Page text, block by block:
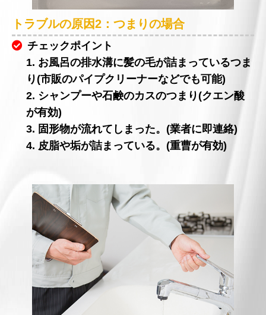
トラブルの原因2：つまりの場合
チェックポイント
1. お風呂の排水溝に髪の毛が詰まっているつま
り(市販のパイプクリーナーなどでも可能)
2. シャンプーや石鹸のカスのつまり(クエン酸
が有効)
3. 固形物が流れてしまった。(業者に即連絡)
4. 皮脂や垢が詰まっている。(重曹が有効)